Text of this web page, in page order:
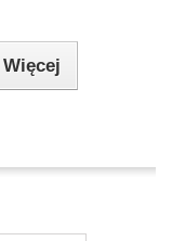
Więcej